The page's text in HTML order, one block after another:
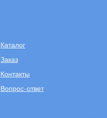
Каталог
Заказ
Контакты
Вопрос-ответ